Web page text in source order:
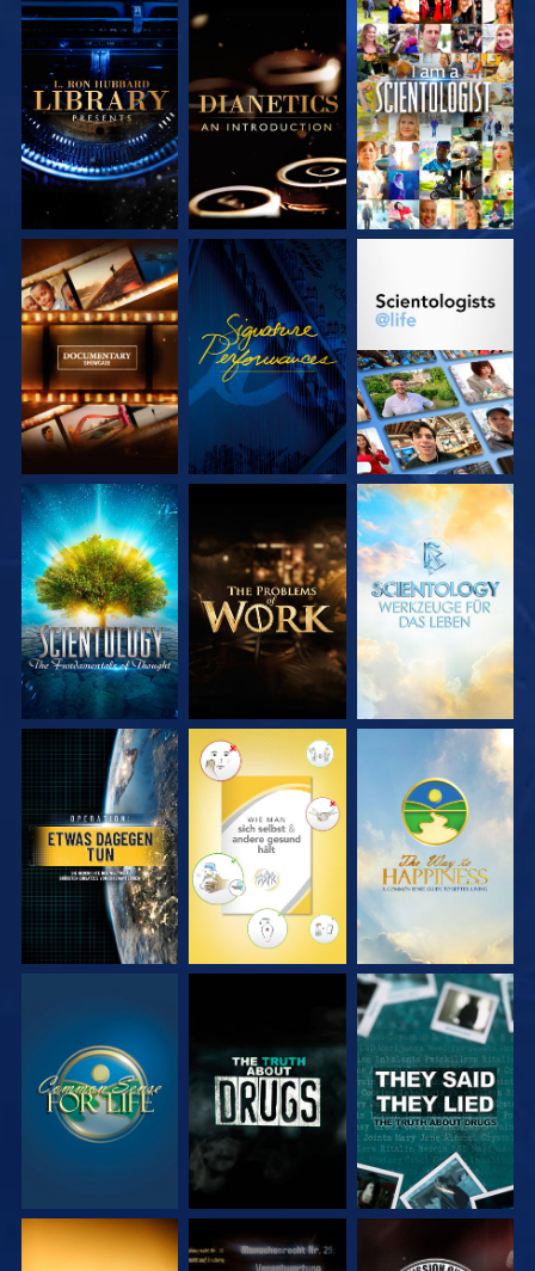
SERIE
ENTDECKEN
ENTDECKEN
ANSEHEN
SERIE
ENTDECKEN
ANSEHEN
SERIE
SERIE
ENTDECKEN
SERIE
ENTDECKEN
SERIE
ENTDECKEN
ANSEHEN ANSEHEN ANSEHEN
ANSEHEN ANSEHEN ANSEHEN